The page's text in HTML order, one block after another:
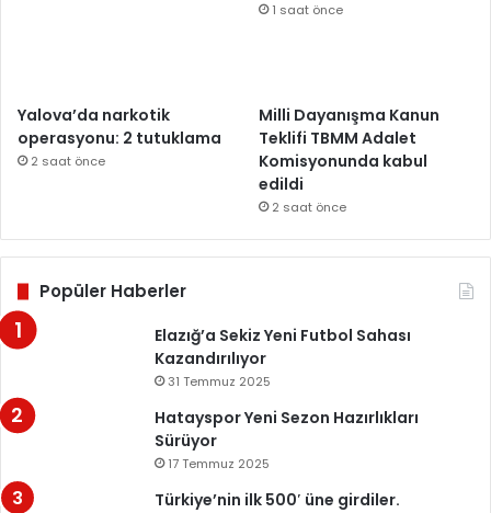
1 saat önce
Yalova’da narkotik
operasyonu: 2 tutuklama
2 saat önce
Milli Dayanışma Kanun
Teklifi TBMM Adalet
Komisyonunda kabul
edildi
2 saat önce
Popüler Haberler
Elazığ’a Sekiz Yeni Futbol Sahası
Kazandırılıyor
31 Temmuz 2025
Hatayspor Yeni Sezon Hazırlıkları
Sürüyor
17 Temmuz 2025
Türkiye’nin ilk 500′ üne girdiler.